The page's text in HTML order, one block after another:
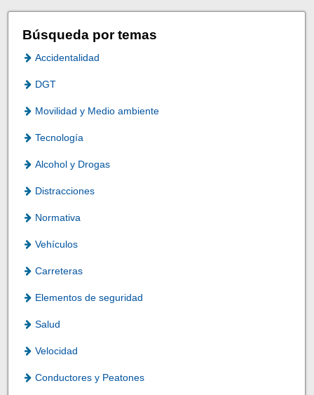
Búsqueda por temas
Accidentalidad
DGT
Movilidad y Medio ambiente
Tecnología
Alcohol y Drogas
Distracciones
Normativa
Vehículos
Carreteras
Elementos de seguridad
Salud
Velocidad
Conductores y Peatones